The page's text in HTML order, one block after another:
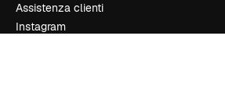
Assistenza clienti
Instagram